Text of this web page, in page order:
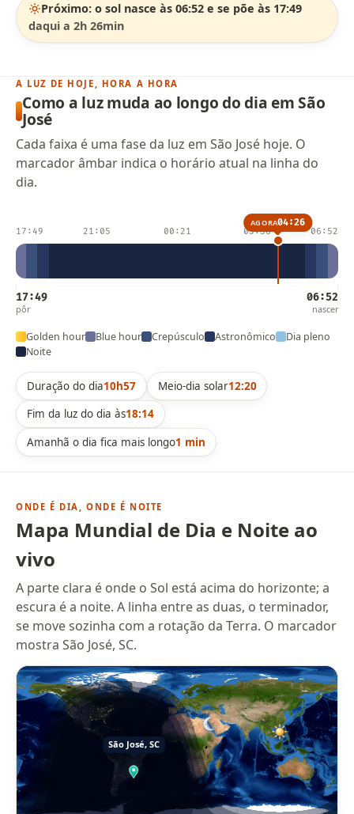
Próximo: o sol nasce às 06:52 e se põe às 17:49
daqui a 2h 26min
A LUZ DE HOJE, HORA A HORA
Como a luz muda ao longo do dia em São
José
Cada faixa é uma fase da luz em São José hoje. O
marcador âmbar indica o horário atual na linha do
dia.
17:49 21:05 00:21 03:36 06:52
AGORA04:26
17:49
pôr
06:52
nascer
Golden hour Blue hour Crepúsculo Astronômico
Dia pleno
Noite
Duração do dia10h57 Meio-dia solar12:20
Fim da luz do dia às18:14
Amanhã o dia fica mais longo1 min
ONDE É DIA, ONDE É NOITE
Mapa Mundial de Dia e Noite ao
vivo
A parte clara é onde o Sol está acima do horizonte; a
escura é a noite. A linha entre as duas, o terminador,
se move sozinha com a rotação da Terra. O marcador
mostra São José, SC.